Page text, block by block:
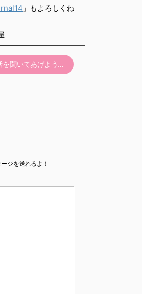
く
い。
」もよろしくね
を聞いてあげよう…
ジを送れるよ！